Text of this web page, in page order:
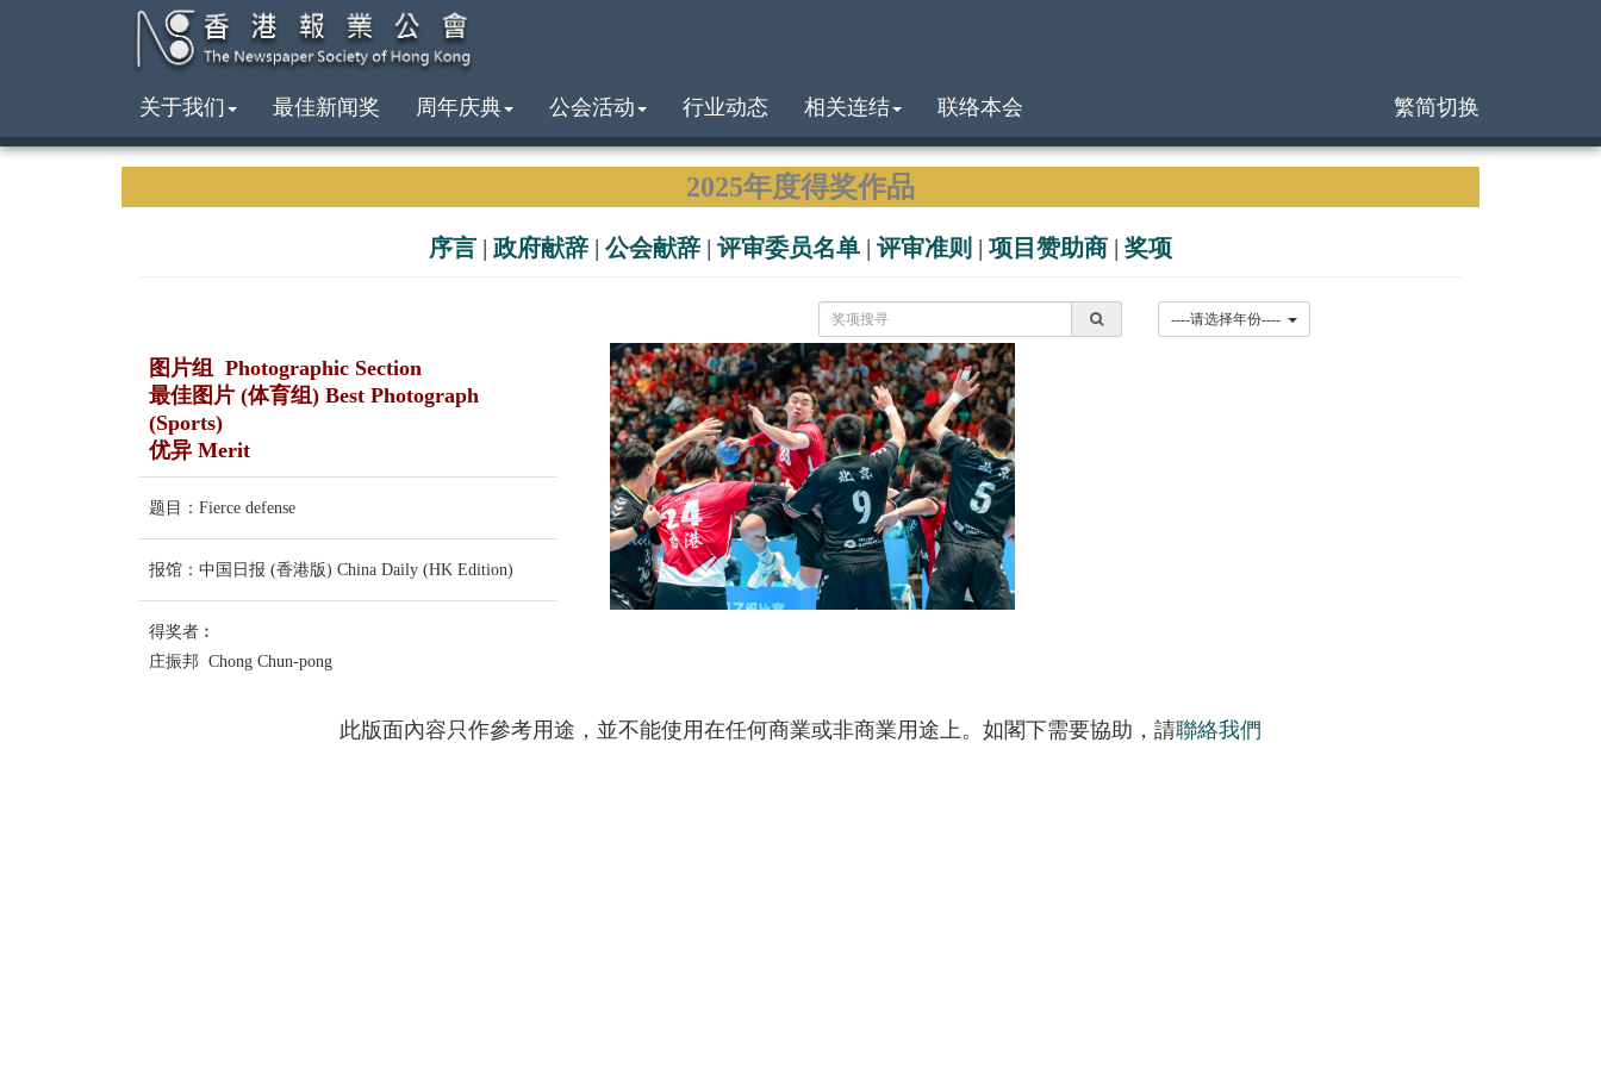
关于我们 最佳新闻奖 周年庆典 公会活动 行业动态 相关连结 联络本会 繁简切换
2025年度得奖作品
序言 | 政府献辞 | 公会献辞 | 评审委员名单 | 评审准则 | 项目赞助商 | 奖项
图片组 Photographic Section
最佳图片 (体育组) Best Photograph
(Sports)
优异 Merit
题目：Fierce defense
报馆：中国日报 (香港版) China Daily (HK Edition)
得奖者︰
庄振邦 Chong Chun-pong
此版面內容只作參考用途，並不能使用在任何商業或非商業用途上。如閣下需要協助，請聯絡我們